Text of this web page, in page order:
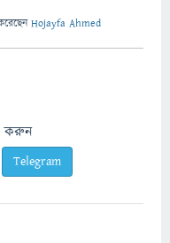
Hojayfa Ahmed
করুন
Telegram